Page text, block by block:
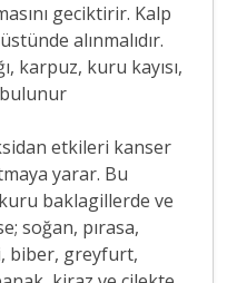
geciktirir. Kalp
alınmalıdır.
karpuz, kuru kayısı,
etkileri kanser
yarar. Bu
baklagillerde ve
soğan, pırasa,
biber, greyfurt,